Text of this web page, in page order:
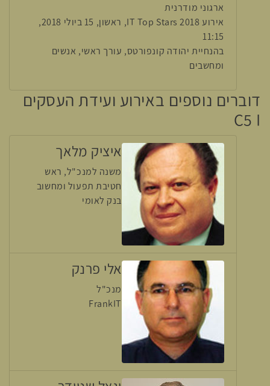
ארגוני מודרנית
אירוע IT Top Stars 2018, ראשון, 15 ביולי 2018,
11:15
בהנחיית יהודה קונפורטס, עורך ראשי, אנשים
ומחשבים
דוברים נוספים באירוע ועידת העסקים
C5 I
איציק מלאך
משנה למנכ"ל, ראש
חטיבת תפעול ומחשוב
בנק לאומי
אלי פרנק
מנכ"ל
FrankIT